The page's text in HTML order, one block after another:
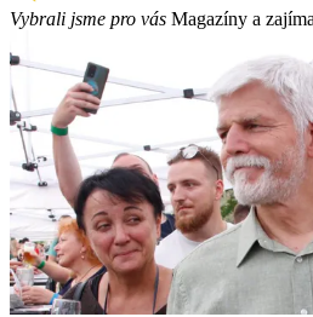
Vybrali jsme pro vás Magazíny a